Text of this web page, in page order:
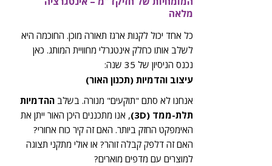
מלאה
כל אחד יכול לקנות ארגז תאורה מוכן. החוכמה היא
לשלב אותו כחלק אינטגרלי מחוויית המותג. כאן
נכנס הניסיון של 35 שנה:
עיצוב והדמיות (תכנון האור)
אנחנו לא סתם "תוקעים" מנורה. בשלב ההדמיות
תלת-ממד (3D)
, אנו מתכננים היכן האור ייתן את
האימפקט החזק ביותר. האם זה קיר כוח אחורי?
האם זה דלפק קבלה זוהר? או אולי מתקני תצוגה
למוצרים עם מדפים מוארים?